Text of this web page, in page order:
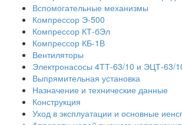
Вспомогательные механизмы
Компрессор Э-500
Компрессор КТ-бЭл
Компрессор КБ-1В
Вентиляторы
Электронасосы 4ТТ-63/10 и ЭЦТ-63/
Выпрямительная установка
Назначение и технические данные
Конструкция
Уход в эксплуатации и основные